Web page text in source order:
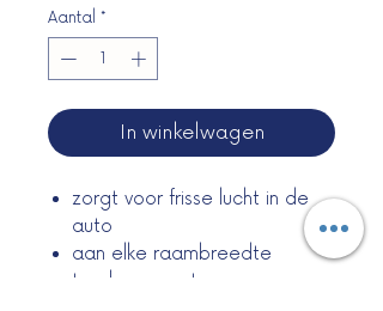
Aantal *
In winkelwagen
zorgt voor frisse lucht in de
auto
aan elke raambreedte
traploos aan te passen